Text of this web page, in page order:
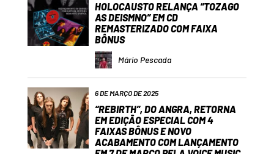
HOLOCAUSTO RELANÇA “TOZAGO
AS DEISMNO” EM CD
REMASTERIZADO COM FAIXA
BÔNUS
Mário Pescada
6 DE MARÇO DE 2025
“REBIRTH”, DO ANGRA, RETORNA
EM EDIÇÃO ESPECIAL COM 4
FAIXAS BÔNUS E NOVO
ACABAMENTO COM LANÇAMENTO